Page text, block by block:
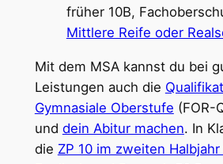
früher 10B,
Mittlere Reife oder
Mit dem MSA kannst du bei
Leistungen auch die
Gymnasiale Oberstufe (FOR-
und dein Abitur machen. In
die ZP 10 im zweiten